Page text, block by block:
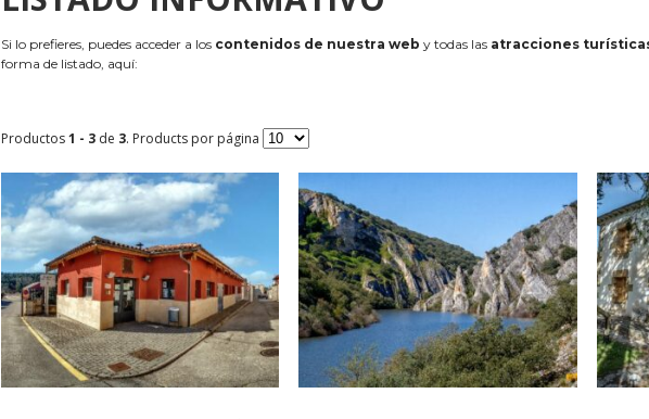
Si lo prefieres, puedes acceder a los contenidos de nuestra web y todas las atracciones
forma de listado, aquí:
Productos1 - 3 de 3. Products por página